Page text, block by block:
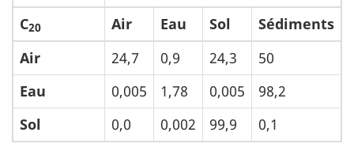
C20 Air Eau Sol
Sédiments
Air
24,7 0,9 24,3
50
Eau
0,005 1,78 0,005
98,2
Sol
0,0 0,002 99,9 0,1